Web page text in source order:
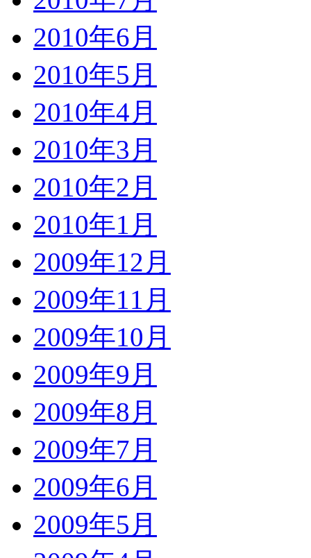
2010年6月
2010年5月
2010年4月
2010年3月
2010年2月
2010年1月
2009年12月
2009年11月
2009年10月
2009年9月
2009年8月
2009年7月
2009年6月
2009年5月